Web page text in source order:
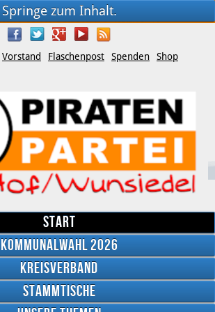
Springe zum Inhalt.
Twitter
YouTube
Vorstand Flaschenpost Spenden Shop
Start
Kommunalwahl 2026
Kreisverband
Stammtische